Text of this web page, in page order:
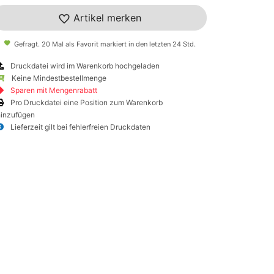
Artikel merken
Gefragt. 20 Mal als Favorit markiert in den letzten 24 Std.
Druckdatei wird im Warenkorb hochgeladen
Keine Mindestbestellmenge
Sparen mit Mengenrabatt
Pro Druckdatei eine Position zum Warenkorb
Lieferzeit gilt bei fehlerfreien Druckdaten